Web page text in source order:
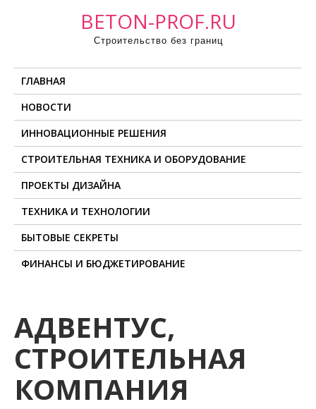
BETON-PROF.RU
Строительство без границ
ГЛАВНАЯ
НОВОСТИ
ИННОВАЦИОННЫЕ РЕШЕНИЯ
СТРОИТЕЛЬНАЯ ТЕХНИКА И ОБОРУДОВАНИЕ
ПРОЕКТЫ ДИЗАЙНА
ТЕХНИКА И ТЕХНОЛОГИИ
БЫТОВЫЕ СЕКРЕТЫ
ФИНАНСЫ И БЮДЖЕТИРОВАНИЕ
АДВЕНТУС,
СТРОИТЕЛЬНАЯ
КОМПАНИЯ